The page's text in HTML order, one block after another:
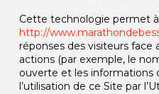
Cette technologie permet à
http://
réponses des visiteurs face
actions (par exemple, le
ouverte et les informations
l’utilisation de ce Site par